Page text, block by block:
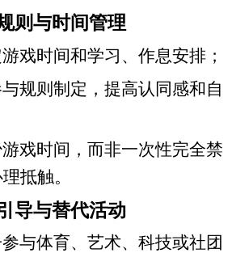
则与时间管理
戏时间和学习、作息安排；
规则制定，提高认同感和自
戏时间，而非一次性完全禁
抵触。
导与替代活动
与体育、艺术、科技或社团